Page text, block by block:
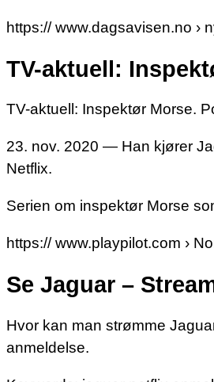
https:// www.dagsavisen.no ›
TV-aktuell:
TV-aktuell: Inspektør Morse.
23. nov. 2020 — Han kjører
Netflix.
Serien om inspektør Morse
https:// www.playpilot.com ›
Se Jaguar –
Hvor kan man strømme
anmeldelse.